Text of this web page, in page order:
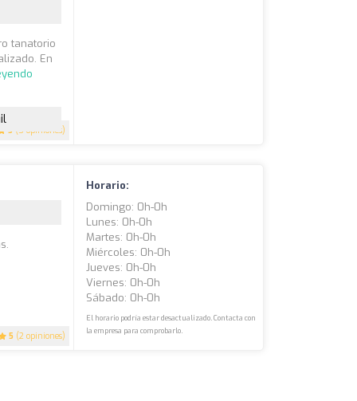
5 (5 opiniones)
tanatorio
En
5 (2 opiniones)
Horario:
Domingo: 0h-0h
Lunes: 0h-0h
Martes: 0h-0h
Miércoles: 0h-0h
Jueves: 0h-0h
Viernes: 0h-0h
Sábado: 0h-0h
El horario podría estar desactualizado. Contacta con
la empresa para comprobarlo.